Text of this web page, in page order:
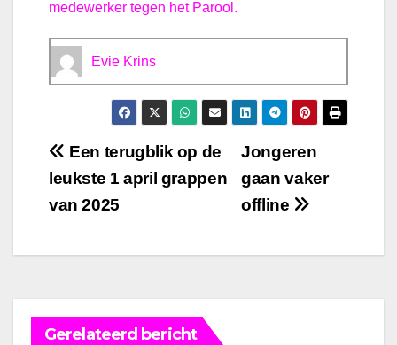
medewerker tegen het Parool.
Evie Krins
Bericht
navigatie
Jongeren
gaan vaker
offline
Een terugblik op de
leukste 1 april grappen
van 2025
Gerelateerd bericht